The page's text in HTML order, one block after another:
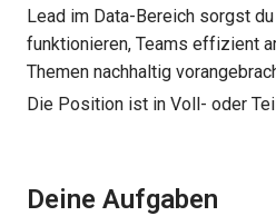
Lead im Data-Bereich sorgst
funktionieren, Teams effizient
Themen nachhaltig
Die Position ist in Voll- oder
Deine Aufgaben